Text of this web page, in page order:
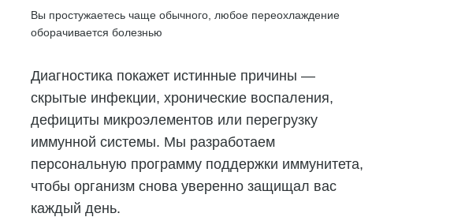
Вы простужаетесь чаще обычного, любое переохлаждение
оборачивается болезнью
Диагностика покажет истинные причины —
скрытые инфекции, хронические воспаления,
дефициты микроэлементов или перегрузку
иммунной системы. Мы разработаем
персональную программу поддержки иммунитета,
чтобы организм снова уверенно защищал вас
каждый день.